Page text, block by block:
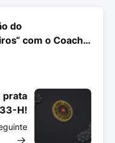
do
com o Coach
prata
H!